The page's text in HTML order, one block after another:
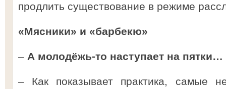
продлить существование в режиме
«Мясники» и «барбекю»
– А молодёжь-то наступает на пятки…
– Как показывает практика, самые